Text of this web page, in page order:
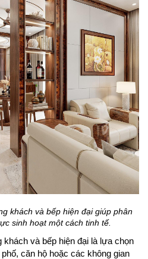
khách và bếp hiện đại giúp phân
sinh hoạt một cách tinh tế.
khách và bếp hiện đại là lựa chọn
căn hộ hoặc các không gian